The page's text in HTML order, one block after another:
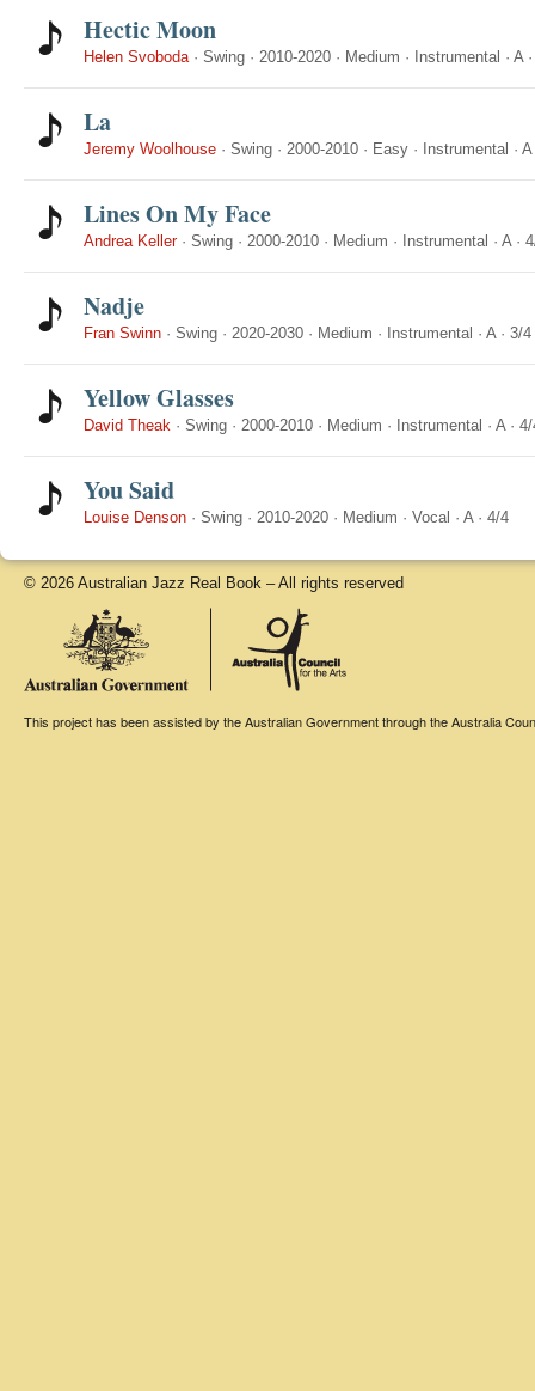
Hectic Moon
Helen Svoboda· Swing · 2010-2020 · Medium · Instrumental · A
La
Jeremy Woolhouse · Swing · 2000-2010 · Easy · Instrumental · A
Lines On My Face
Andrea Keller· Swing · 2000-2010 · Medium · Instrumental · A·
Nadje
Fran Swinn · Swing · 2020-2030 · Medium · Instrumental · A· 3/4
Yellow Glasses
David Theak · Swing · 2000-2010 · Medium · Instrumental · A· 4/
You Said
Louise Denson · Swing · 2010-2020 · Medium · Vocal · A· 4/4
© 2026 Australian Jazz Real Book – All rights reserved
This project has been assisted by the Australian Government through the Australia